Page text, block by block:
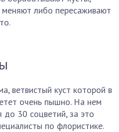
меняют либо пересаживают
ветвистый куст которой в
очень пышно. На нем
до 30 соцветий, за это
по флористике.